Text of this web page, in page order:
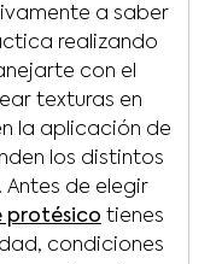
a saber
realizando
con el
texturas en
la aplicación de
los distintos
Antes de elegir
protésico tienes
condiciones